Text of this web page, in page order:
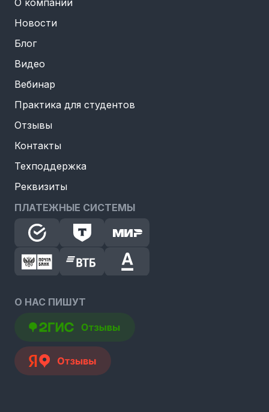
Новости
Блог
Видео
Вебинар
Практика для студентов
Отзывы
Контакты
Техподдержка
Реквизиты
ПЛАТЕЖНЫЕ СИСТЕМЫ
О НАС ПИШУТ